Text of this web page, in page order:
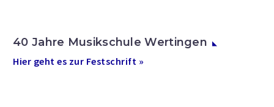
40 Jahre Musikschule Wertingen
Hier geht es zur Festschrift »